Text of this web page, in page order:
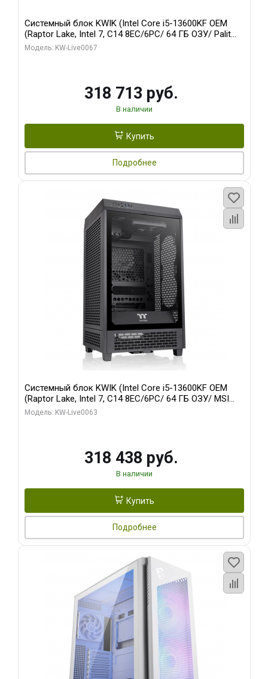
Системный блок KWIK (Intel Core i5-13600KF OEM
(Raptor Lake, Intel 7, C14 8EC/6PC/ 64 ГБ ОЗУ/ Palit
RTX5080 GAMINGPRO OC 16GB GDDR7 256bit 3xDP
Модель: KW-Live0067
318 713 руб.
В наличии
Купить
Подробнее
Системный блок KWIK (Intel Core i5-13600KF OEM
(Raptor Lake, Intel 7, C14 8EC/6PC/ 64 ГБ ОЗУ/ MSI
RTX5080 VENTUS 3X OC 16GB GDDR7 256bit 3xDP
Модель: KW-Live0063
318 438 руб.
В наличии
Купить
Подробнее